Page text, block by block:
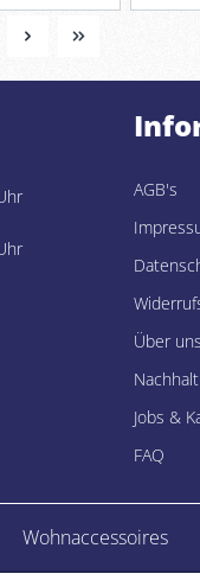
AGB's
Über uns
Jobs &
FAQ
Wohnaccessoires